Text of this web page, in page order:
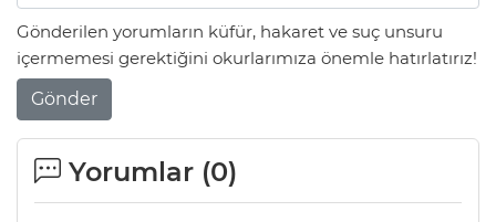
Gönderilen yorumların küfür, hakaret ve suç unsuru
içermemesi gerektiğini okurlarımıza önemle hatırlatırız!
Gönder
Yorumlar (0)